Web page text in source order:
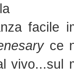
facile
ce
vivo...sul